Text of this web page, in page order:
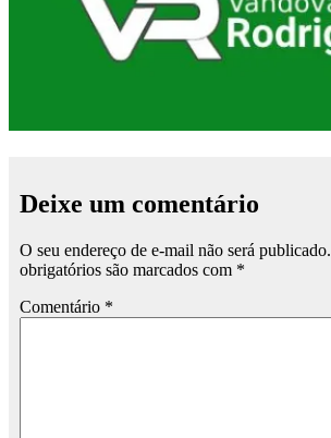
Deixe um comentário
O seu endereço de e-mail não será publicado.
obrigatórios são marcados com *
Comentário *